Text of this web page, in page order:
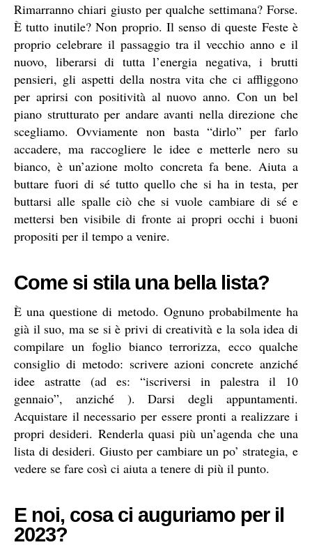
Rimarranno chiari giusto per qualche settimana? Forse.
È tutto inutile? Non proprio. Il senso di queste Feste è
proprio celebrare il passaggio tra il vecchio anno e il
nuovo, liberarsi di tutta l’energia negativa, i brutti
pensieri, gli aspetti della nostra vita che ci affliggono
per aprirsi con positività al nuovo anno. Con un bel
piano strutturato per andare avanti nella direzione che
scegliamo. Ovviamente non basta “dirlo” per farlo
accadere, ma raccogliere le idee e metterle nero su
bianco, è un’azione molto concreta fa bene. Aiuta a
buttare fuori di sé tutto quello che si ha in testa, per
buttarsi alle spalle ciò che si vuole cambiare di sé e
mettersi ben visibile di fronte ai propri occhi i buoni
propositi per il tempo a venire.
Come si stila una bella lista?
È una questione di metodo. Ognuno probabilmente ha
già il suo, ma se si è privi di creatività e la sola idea di
compilare un foglio bianco terrorizza, ecco qualche
consiglio di metodo: scrivere azioni concrete anziché
idee astratte (ad es: “iscriversi in palestra il 10
gennaio”, anziché ). Darsi degli appuntamenti.
Acquistare il necessario per essere pronti a realizzare i
propri desideri. Renderla quasi più un’agenda che una
lista di desideri. Giusto per cambiare un po’ strategia, e
vedere se fare così ci aiuta a tenere di più il punto.
E noi, cosa ci auguriamo per il
2023?